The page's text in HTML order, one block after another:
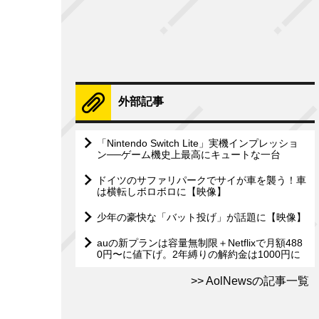
外部記事
「Nintendo Switch Lite」実機インプレッショ
ン──ゲーム機史上最高にキュートな一台
ドイツのサファリパークでサイが車を襲う！車
は横転しボロボロに【映像】
少年の豪快な「バット投げ」が話題に【映像】
auの新プランは容量無制限＋Netflixで月額488
0円〜に値下げ。2年縛りの解約金は1000円に
AolNewsの記事一覧